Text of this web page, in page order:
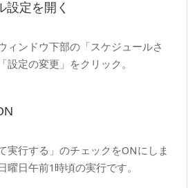
設定を開く
ィンドウ下部の「スケジュールさ
設定の変更」をクリック。
実行する」のチェックをONにしま
曜日午前1時頃の実行です。